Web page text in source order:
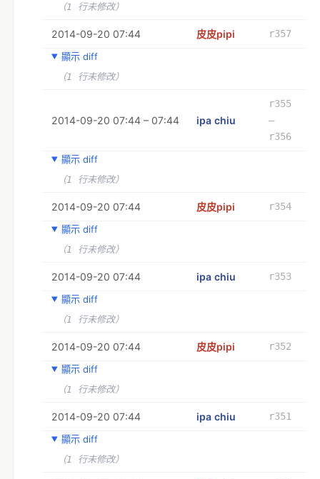
（1 行未修改）
2014-09-20 07:44 皮皮pipi
r357
顯示 diff
（1 行未修改）
2014-09-20 07:44 – 07:44 ipa chiu
r355
–
r356
顯示 diff
（1 行未修改）
2014-09-20 07:44 皮皮pipi
r354
顯示 diff
（1 行未修改）
2014-09-20 07:44 ipa chiu
r353
顯示 diff
（1 行未修改）
2014-09-20 07:44 皮皮pipi
r352
顯示 diff
（1 行未修改）
2014-09-20 07:44 ipa chiu
r351
顯示 diff
（1 行未修改）